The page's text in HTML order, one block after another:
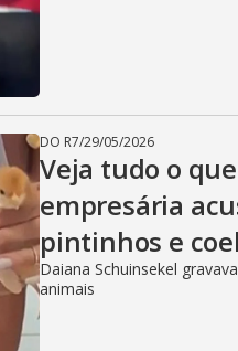
DO R7/29/05/2026
Veja tudo o
empresária
pintinhos e
Daiana Schuinsekel
animais